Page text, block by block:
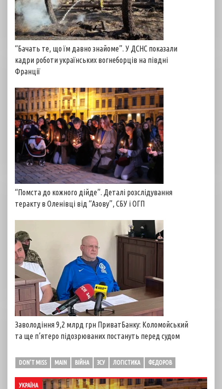
“Бачать те, що їм давно знайоме”. У ДСНС показали
кадри роботи українських вогнеборців на півдні
Франції
“Помста до кожного дійде”. Деталі розслідування
теракту в Оленівці від “Азову”, СБУ і ОГП
Заволодіння 9,2 млрд грн ПриватБанку: Коломойський
та ще п’ятеро підозрюваних постануть перед судом
DON'T MISS MAIN ВІЙНА ЗСУ ЛОГІСТИКА ФЕДОРОВ
УКРАЇНА